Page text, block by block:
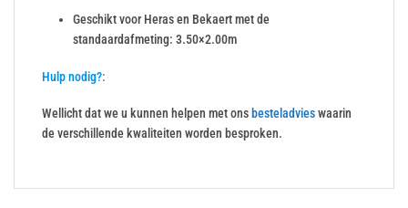
Geschikt voor Heras en Bekaert met de
standaardafmeting: 3.50×2.00m
Hulp nodig?:
Wellicht dat we u kunnen helpen met ons besteladvieswaarin
de verschillende kwaliteiten worden besproken.